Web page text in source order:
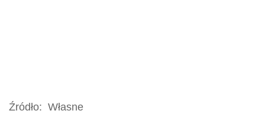
Źródło: Własne